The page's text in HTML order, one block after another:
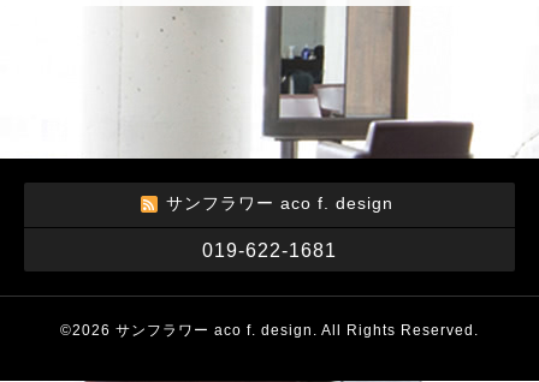
サンフラワー aco f. design
019-622-1681
©2026 サンフラワー aco f. design . All Rights Reserved.